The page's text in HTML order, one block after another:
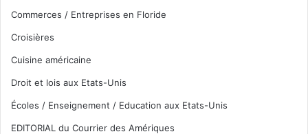
Commerces / Entreprises en Floride
Croisières
Cuisine américaine
Droit et lois aux Etats-Unis
Écoles / Enseignement / Education aux Etats-Unis
EDITORIAL du Courrier des Amériques